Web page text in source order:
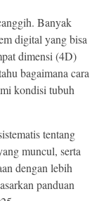
Banyak
digital yang bisa
dimensi (4D)
bagaimana cara
kondisi tubuh
tentang
muncul, serta
dengan lebih
panduan